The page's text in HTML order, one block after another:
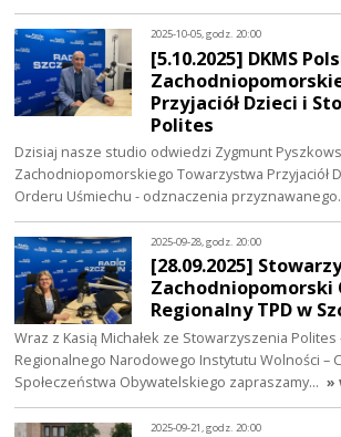
2025-10-05, godz. 20:00
[5.10.2025] DKMS
Przyjaciół Dzieci i
Polites
Dzisiaj nasze studio odwiedzi Zygmunt
Zachodniopomorskiego Towarzystwa Przyjaciół
Orderu Uśmiechu - odznaczenia
2025-09-28, godz. 20:00
[28.09.2025]
Zachodniopomorski
Regionalny TPD w
Wraz z Kasią Michałek ze Stowarzyszenia Polites
Regionalnego Narodowego Instytutu Wolności –
Społeczeństwa Obywatelskiego zapraszamy… »
2025-09-21, godz. 20:00